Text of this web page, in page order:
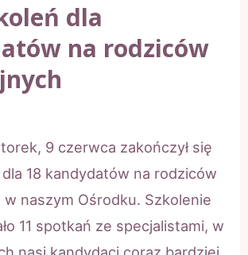
dla
na rodziców
9 czerwca zakończył się
18 kandydatów na rodziców
naszym Ośrodku. Szkolenie
11 spotkań ze specjalistami, w